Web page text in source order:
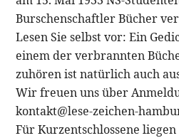
Burschenschaftler Bücher
Lesen Sie selbst vor: Ein
einem der verbrannten
zuhören ist natürlich auch
Wir freuen uns über
kontakt@lese-zeichen-
Für Kurzentschlossene